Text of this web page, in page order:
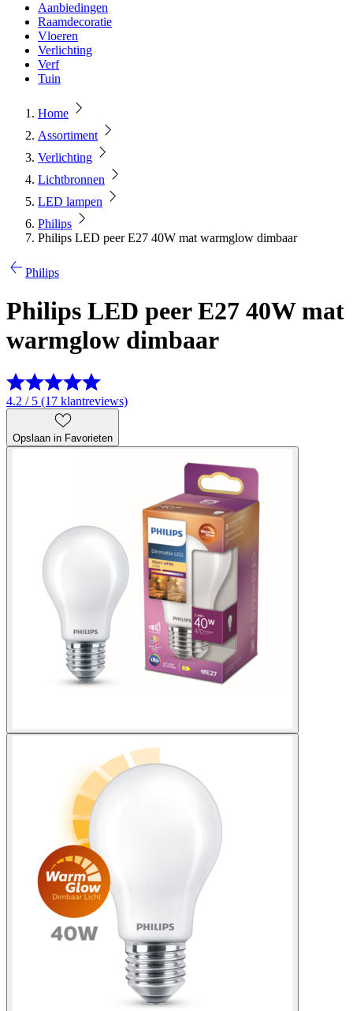
Aanbiedingen
Raamdecoratie
Vloeren
Verlichting
Verf
Tuin
Home
Assortiment
Verlichting
Lichtbronnen
LED lampen
Philips
Philips LED peer E27 40W mat warmglow dimbaar
Philips
Philips LED peer E27 40W mat
warmglow dimbaar
4.2 / 5 (17 klantreviews)
Opslaan in Favorieten